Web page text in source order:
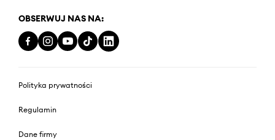
OBSERWUJ NAS NA:
Polityka prywatności
Regulamin
Dane firmy